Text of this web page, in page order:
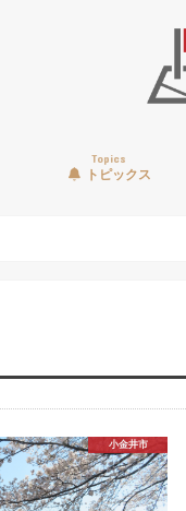
Topics
トピックス
小金井市